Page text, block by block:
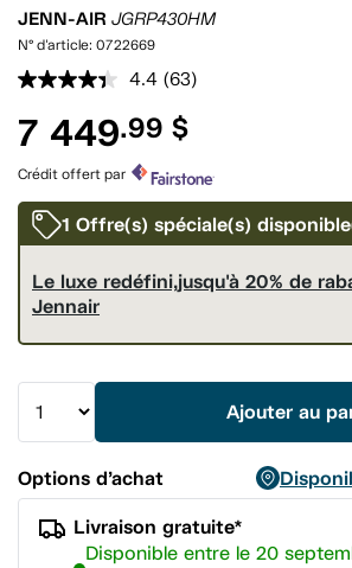
JENN-AIR JGRP430HM
N° d'article: 0722669
4.4 Lire
63
commentaires.
vers
la
même
page.
(63)
7 449.99 $
Crédit offert par
1 Offre(s) spéciale(s)
Le luxe redéfini,jusqu'à 20% de
Jennair
Ajouter au
Options d’achat
Livraison gratuite*
Disponible entre le 20